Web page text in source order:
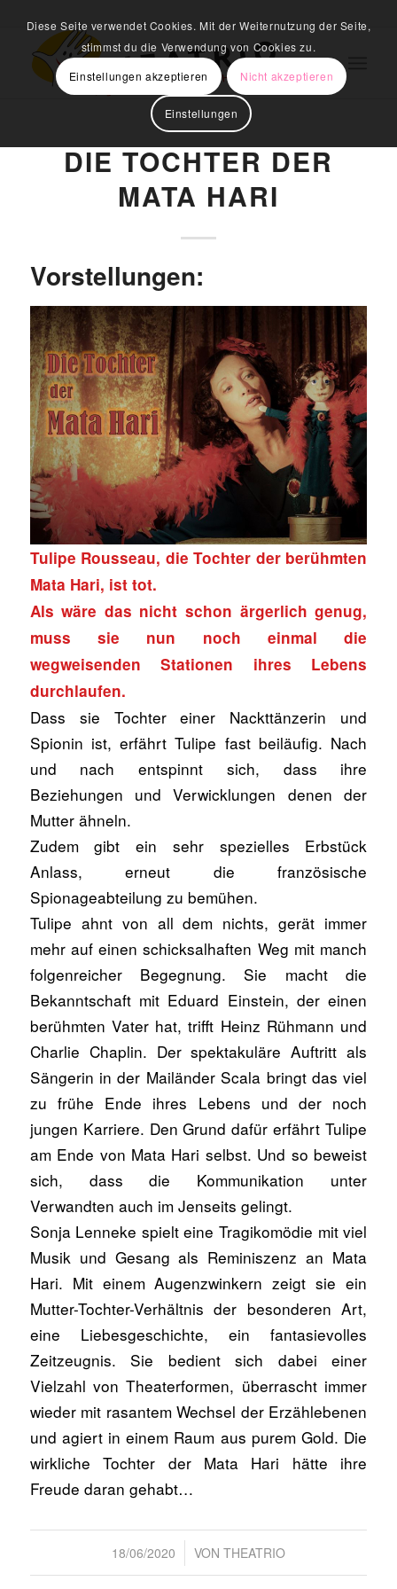
DIE TOCHTER DER
MATA HARI
Vorstellungen:
Tulipe Rousseau, die Tochter der berühmten
Mata Hari, ist tot.
Als wäre das nicht schon ärgerlich genug,
muss sie nun noch einmal die
wegweisenden Stationen ihres Lebens
durchlaufen.
Dass sie Tochter einer Nackttänzerin und
Spionin ist, erfährt Tulipe fast beiläufig. Nach
und nach entspinnt sich, dass ihre
Beziehungen und Verwicklungen denen der
Mutter ähneln.
Zudem gibt ein sehr spezielles Erbstück
Anlass, erneut die französische
Spionageabteilung zu bemühen.
Tulipe ahnt von all dem nichts, gerät immer
mehr auf einen schicksalhaften Weg mit manch
folgenreicher Begegnung. Sie macht die
Bekanntschaft mit Eduard Einstein, der einen
berühmten Vater hat, trifft Heinz Rühmann und
Charlie Chaplin. Der spektakuläre Auftritt als
Sängerin in der Mailänder Scala bringt das viel
zu frühe Ende ihres Lebens und der noch
jungen Karriere. Den Grund dafür erfährt Tulipe
am Ende von Mata Hari selbst. Und so beweist
sich, dass die Kommunikation unter
Verwandten auch im Jenseits gelingt.
Sonja Lenneke spielt eine Tragikomödie mit viel
Musik und Gesang als Reminiszenz an Mata
Hari. Mit einem Augenzwinkern zeigt sie ein
Mutter-Tochter-Verhältnis der besonderen Art,
eine Liebesgeschichte, ein fantasievolles
Zeitzeugnis. Sie bedient sich dabei einer
Vielzahl von Theaterformen, überrascht immer
wieder mit rasantem Wechsel der Erzählebenen
und agiert in einem Raum aus purem Gold. Die
wirkliche Tochter der Mata Hari hätte ihre
Freude daran gehabt…
18/06/2020
/ VON THEATRIO
Diese Seite verwendet Cookies. Mit der Weiternutzung der Seite,
stimmst du die Verwendung von Cookies zu.
Einstellungen akzeptieren
Nicht akzeptieren
Einstellungen